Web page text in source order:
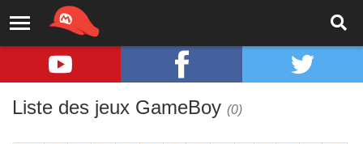
Liste des jeux GameBoy (0)